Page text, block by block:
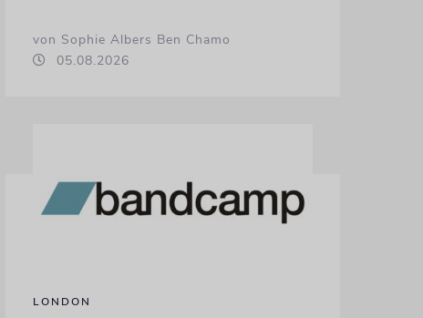
von Sophie Albers Ben Chamo
05.08.2026
LONDON